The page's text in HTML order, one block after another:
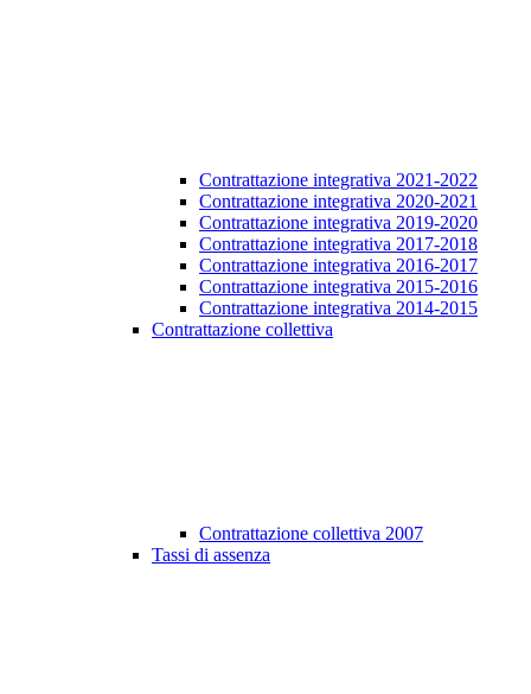
Contrattazione integrativa 2021-2022
Contrattazione integrativa 2020-2021
Contrattazione integrativa 2019-2020
Contrattazione integrativa 2017-2018
Contrattazione integrativa 2016-2017
Contrattazione integrativa 2015-2016
Contrattazione integrativa 2014-2015
Contrattazione collettiva
Contrattazione collettiva 2007
Tassi di assenza